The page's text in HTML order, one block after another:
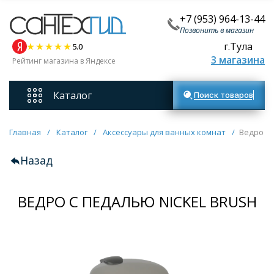
+7 (953) 964-13-44
Позвонить в магазин
5.0
Рейтинг магазина в Яндексе
г.Тула
3 магазина
Каталог
Смесители
Унитазы
Мебель для ванных комнат
Поиск товаров
Главная / Каталог / Аксессуары для ванных комнат / Ведро с
Назад
ВЕДРО С ПЕДАЛЬЮ NICKEL BRUSH